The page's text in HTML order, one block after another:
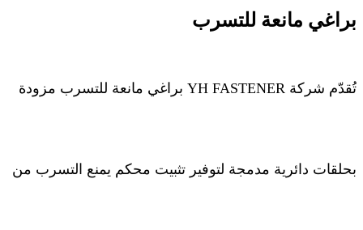
براغي مانعة للتسرب
تُقدّم شركة YH FASTENER براغي مانعة للتسرب مزودة
بحلقات دائرية مدمجة لتوفير تثبيت محكم يمنع التسرب من